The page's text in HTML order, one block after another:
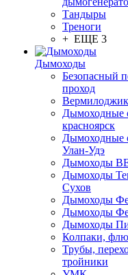
Тандыры
Треноги
+ ЕЩЕ 3
Дымоходы
Безопасный
проход
Вермилоджик
Дымоходные
красноярск
Дымоходные
Улан-Удэ
Дымоходы
Дымоходы
Сухов
Дымоходы
Дымоходы
Дымоходы
Колпаки,
Трубы,
тройники